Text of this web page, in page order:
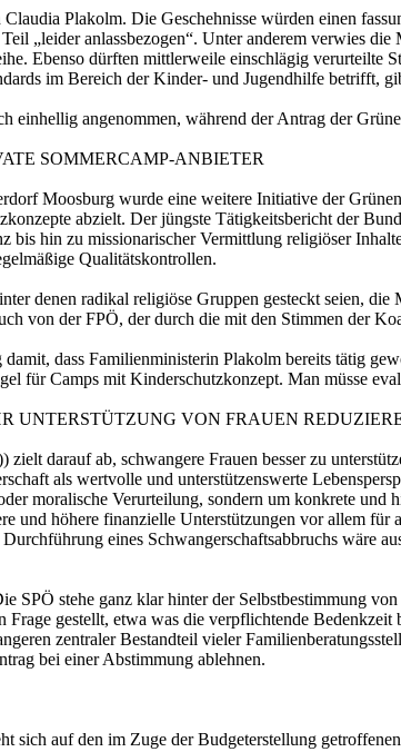
Plakolm. Die Geschehnisse würden einen
„leider anlassbezogen“. Unter anderem verwies
Ebenso dürften mittlerweile einschlägig
im Bereich der Kinder- und Jugendhilfe betrifft,
einhellig angenommen, während der Antrag der
SOMMERCAMP-ANBIETER
Moosburg wurde eine weitere Initiative der
abzielt. Der jüngste Tätigkeitsbericht der
bis hin zu missionarischer Vermittlung religiöser
Qualitätskontrollen.
denen radikal religiöse Gruppen gesteckt seien,
von der FPÖ, der durch die mit den Stimmen der
dass Familienministerin Plakolm bereits tätig
für Camps mit Kinderschutzkonzept. Man müsse
UNTERSTÜTZUNG VON FRAUEN
darauf ab, schwangere Frauen besser zu
als wertvolle und unterstützenswerte
moralische Verurteilung, sondern um konkrete
und höhere finanzielle Unterstützungen vor allem
eines Schwangerschaftsabbruchs wäre
SPÖ stehe ganz klar hinter der Selbstbestimmung
gestellt, etwa was die verpflichtende
zentraler Bestandteil vieler
bei einer Abstimmung ablehnen.
sich auf den im Zuge der Budgeterstellung